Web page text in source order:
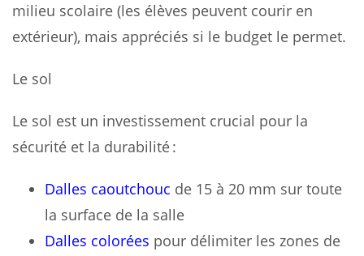
milieu scolaire (les élèves peuvent courir en
extérieur), mais appréciés si le budget le permet.
Le sol
Le sol est un investissement crucial pour la
sécurité et la durabilité :
Dalles caoutchouc de 15 à 20 mm sur toute
la surface de la salle
Dalles colorées pour délimiter les zones de